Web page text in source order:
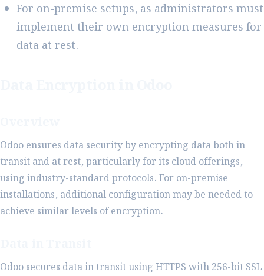
For on-premise setups, as administrators must
implement their own encryption measures for
data at rest.
Odoo ensures data security by encrypting data both in
transit and at rest, particularly for its cloud offerings,
using industry-standard protocols. For on-premise
installations, additional configuration may be needed to
achieve similar levels of encryption.
Odoo secures data in transit using HTTPS with 256-bit SSL